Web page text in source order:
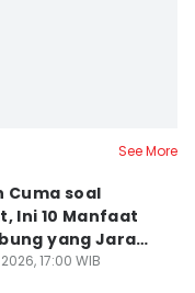
See More
Cuma soal
Ini 10 Manfaat
yang Jarang
17:00 WIB